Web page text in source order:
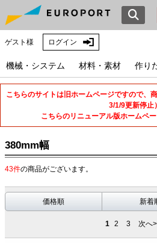
ゲスト様 ログイン
機械・システム 材料・素材 作り
こちらのサイトは旧ホームページですので、
3/1/9更新停止）
こちらのリニューアル版ホームペ
380mm幅
43件の商品がございます。
価格順 新着
1 2 3 次へ